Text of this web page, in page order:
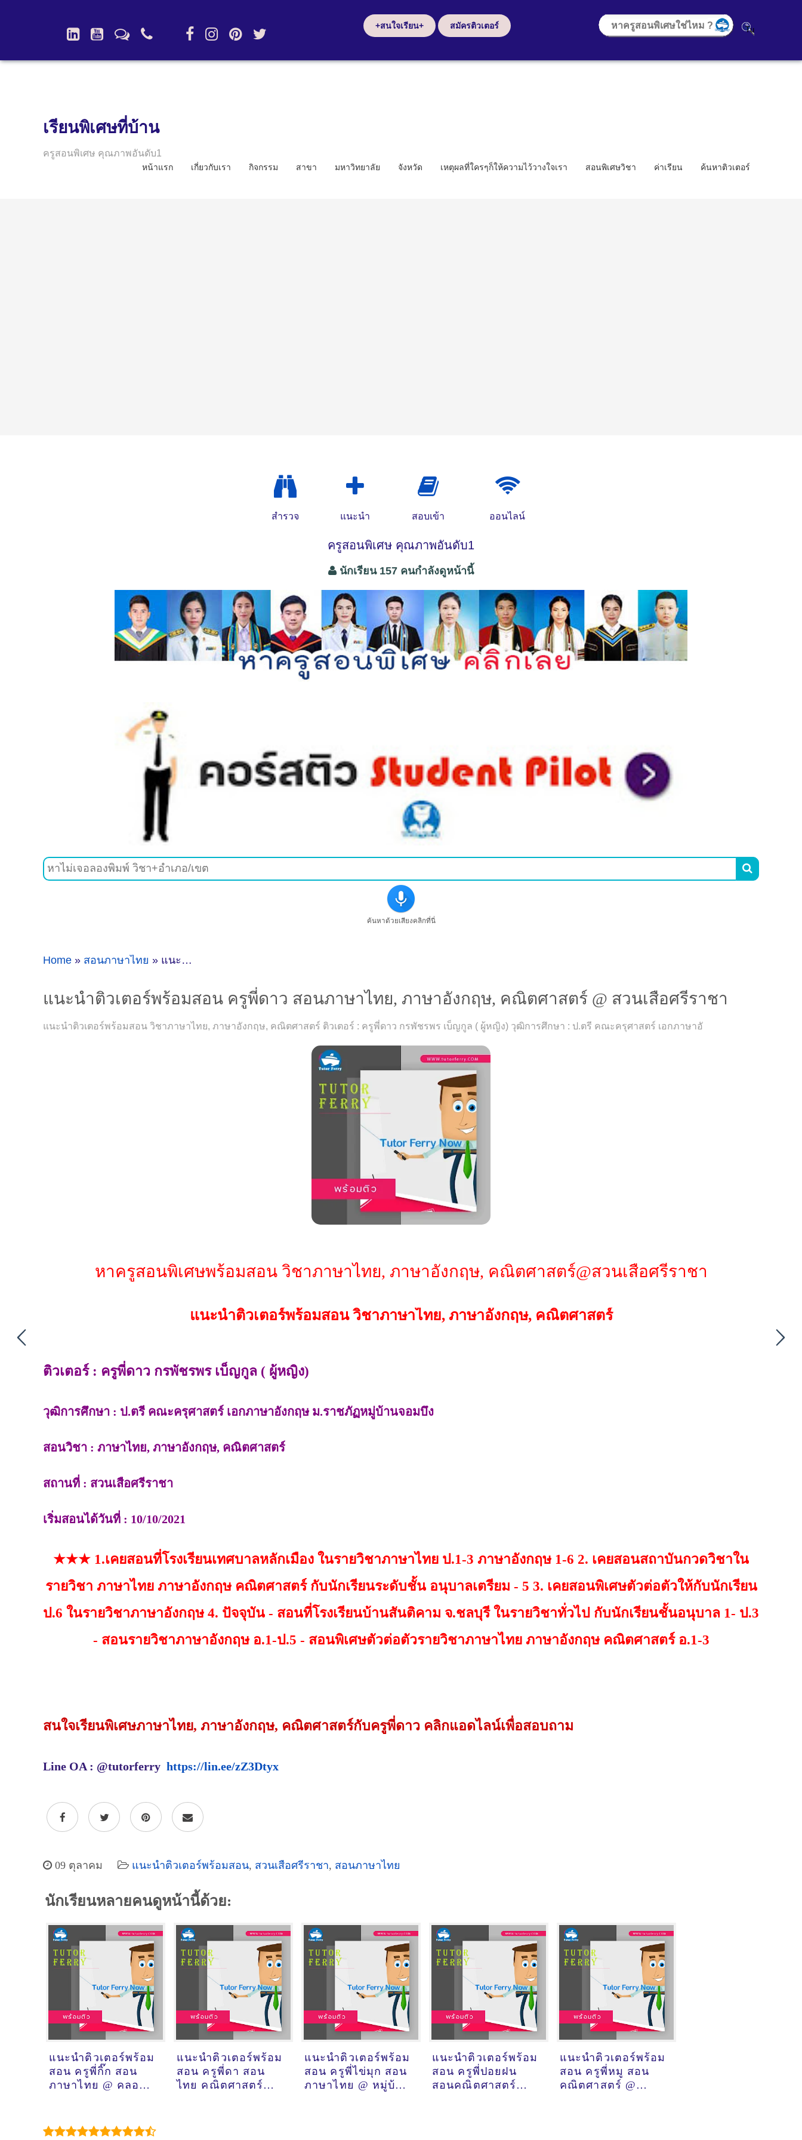
+สนใจเรียน+ สมัครติวเตอร์
เรียนพิเศษที่บ้าน
ครูสอนพิเศษ คุณภาพอันดับ1
หน้าแรก เกี่ยวกับเรา กิจกรรม สาขา มหาวิทยาลัย จังหวัด เหตุผลที่ใครๆก็ให้ความไว้วางใจเรา สอนพิเศษวิชา ค่าเรียน ค้นหาติวเตอร์
สำรวจ แนะนำ สอบเข้า ออนไลน์
ครูสอนพิเศษ คุณภาพอันดับ1
นักเรียน 157 คนกำลังดูหน้านี้

ค้นหาด้วยเสียงคลิกที่นี่
Home » สอนภาษาไทย » แนะนำติวเตอร์พร้อมสอน ครูพี่ดาว สอนภาษาไทย, ภาษาอังกฤษ, คณิตศาสตร์ @ สวนเสือศรีราชา
แนะนำติวเตอร์พร้อมสอน ครูพี่ดาว สอนภาษาไทย, ภาษาอังกฤษ, คณิตศาสตร์ @ สวนเสือศรีราชา
แนะนำติวเตอร์พร้อมสอน วิชาภาษาไทย, ภาษาอังกฤษ, คณิตศาสตร์ ติวเตอร์ : ครูพี่ดาว กรพัชรพร เบ็ญกูล ( ผู้หญิง) วุฒิการศึกษา : ป.ตรี คณะครุศาสตร์ เอกภาษาอั
หาครูสอนพิเศษพร้อมสอน วิชาภาษาไทย, ภาษาอังกฤษ, คณิตศาสตร์@สวนเสือศรีราชา
แนะนำติวเตอร์พร้อมสอน วิชาภาษาไทย, ภาษาอังกฤษ, คณิตศาสตร์
ติวเตอร์ : ครูพี่ดาว กรพัชรพร เบ็ญกูล ( ผู้หญิง)
วุฒิการศึกษา : ป.ตรี คณะครุศาสตร์ เอกภาษาอังกฤษ ม.ราชภัฏหมู่บ้านจอมบึง
สอนวิชา : ภาษาไทย, ภาษาอังกฤษ, คณิตศาสตร์
สถานที่ : สวนเสือศรีราชา
เริ่มสอนได้วันที่ : 10/10/2021
★★★ 1.เคยสอนที่โรงเรียนเทศบาลหลักเมือง ในรายวิชาภาษาไทย ป.1-3 ภาษาอังกฤษ 1-6 2. เคยสอนสถาบันกวดวิชาใน
รายวิชา ภาษาไทย ภาษาอังกฤษ คณิตศาสตร์ กับนักเรียนระดับชั้น อนุบาลเตรียม - 5 3. เคยสอนพิเศษตัวต่อตัวให้กับนักเรียน
ป.6 ในรายวิชาภาษาอังกฤษ 4. ปัจจุบัน - สอนที่โรงเรียนบ้านสันติคาม จ.ชลบุรี ในรายวิชาทั่วไป กับนักเรียนชั้นอนุบาล 1- ป.3
- สอนรายวิชาภาษาอังกฤษ อ.1-ป.5 - สอนพิเศษตัวต่อตัวรายวิชาภาษาไทย ภาษาอังกฤษ คณิตศาสตร์ อ.1-3
สนใจเรียนพิเศษภาษาไทย, ภาษาอังกฤษ, คณิตศาสตร์กับครูพี่ดาว คลิกแอดไลน์เพื่อสอบถาม
Line OA : @tutorferry https://lin.ee/zZ3Dtyx
09 ตุลาคม แนะนำติวเตอร์พร้อมสอน, สวนเสือศรีราชา, สอนภาษาไทย
นักเรียนหลายคนดูหน้านี้ด้วย:
แนะนำติวเตอร์พร้อม
สอน ครูพี่กิ๊ก สอน
ภาษาไทย @ คลอง
แนะนำติวเตอร์พร้อม
สอน ครูพี่ดา สอน
ไทย คณิตศาสตร์
แนะนำติวเตอร์พร้อม
สอน ครูพี่ไข่มุก สอน
ภาษาไทย @ หมู่บ้าน
แนะนำติวเตอร์พร้อม
สอน ครูพี่ปอยฝน
สอนคณิตศาสตร์
แนะนำติวเตอร์พร้อม
สอน ครูพี่หมู สอน
คณิตศาสตร์ @